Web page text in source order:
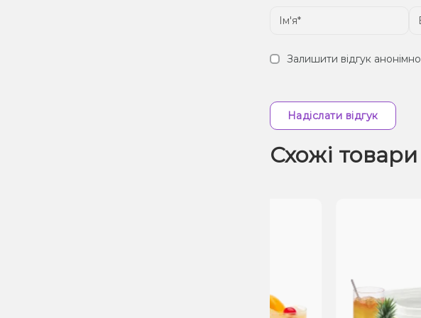
Залишити відгук анонімно
Надіслати відгук
Схожі товари